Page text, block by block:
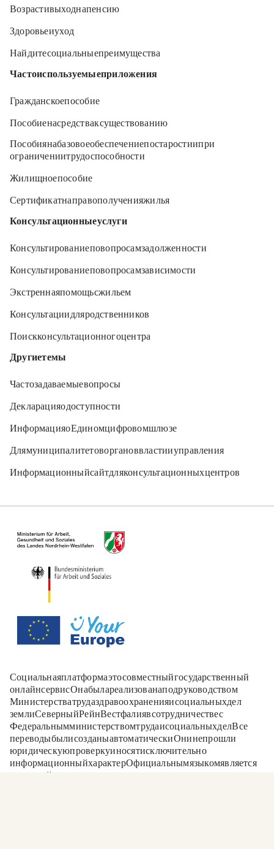
Возраст и выход на пенсию
Здоровье и уход
Найдите социальные преимущества
Часто используемые приложения
Гражданское пособие
Пособие на средства к существованию
Пособия на базовое обеспечение по старости и при
ограничении трудоспособности
Жилищное пособие
Сертификат на право получения жилья
Консультационные услуги
Консультирование по вопросам задолженности
Консультирование по вопросам зависимости
Экстренная помощь с жильем
Консультации для родственников
Поиск консультационного центра
Другие темы
Часто задаваемые вопросы
Декларация о доступности
Информация о Едином цифровом шлюзе
Для муниципалитетов, органов власти и управления
Информационный сайт для консультационных центров
Социальная платформа - это совместный государственный
онлайн-сервис. Она была реализована под руководством
Министерства труда, здравоохранения и социальных дел
земли Северный Рейн-Вестфалия в сотрудничестве с
Федеральным министерством труда и социальных дел. Все
переводы были созданы автоматически. Они не прошли
юридическую проверку и носят исключительно
информационный характер. Официальным языком является
немецкий.